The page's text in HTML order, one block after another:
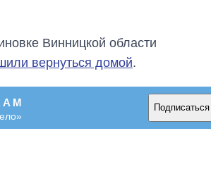
Винницкой области
вернуться домой.
Подписаться